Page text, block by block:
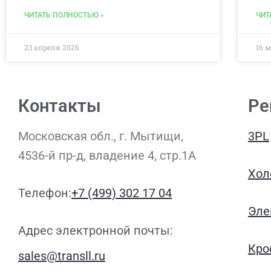
ЧИТАТЬ ПОЛНОСТЬЮ »
23 апреля 2026 16
Контакты
Московская обл., г. Мытищи,
4536-й пр-д, владение 4, стр.1A
Телефон:+7 (499) 302 17 04
Адрес электронной почты:
sales@transll.ru
3PL